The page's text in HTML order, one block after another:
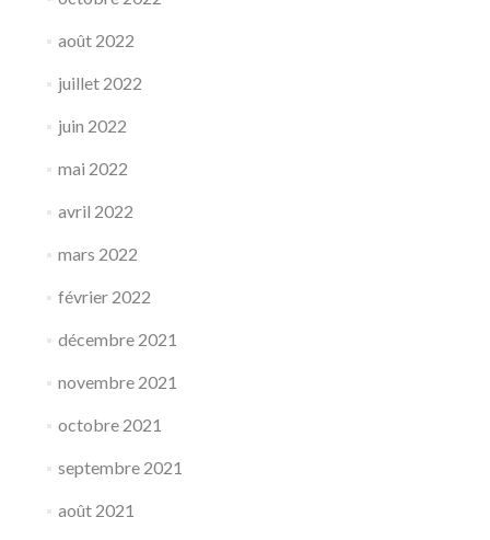
août 2022
juillet 2022
juin 2022
mai 2022
avril 2022
mars 2022
février 2022
décembre 2021
novembre 2021
octobre 2021
septembre 2021
août 2021